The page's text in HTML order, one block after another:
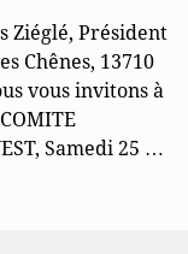
Ziéglé, Président
Chênes, 13710
vous invitons à
Samedi 25 …